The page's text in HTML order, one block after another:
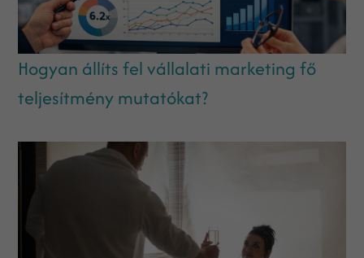
Hogyan állíts fel vállalati marketing fő
teljesítmény mutatókat?